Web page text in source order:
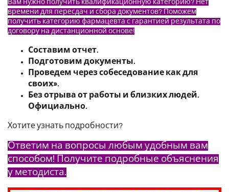
Вам нужно получить квалификационную категорию? Нет
времени для пересдач и сбора документов? Поможем
получить категорию фармацевта с гарантией результата по
договору на дистанционной основе!
Составим отчет.
Подготовим документы.
Проведем через собеседование как для
своих».
Без отрыва от работы и близких людей.
Официально.
Хотите узнать подробности?
Ответим на вопросы любым удобным вам
способом! Получите подробные объяснения
у методиста.